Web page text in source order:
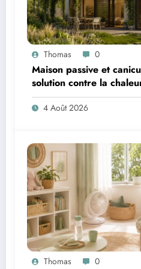
Thomas 0
Maison passive et
solution contre la
4 Août 2026
Thomas 0